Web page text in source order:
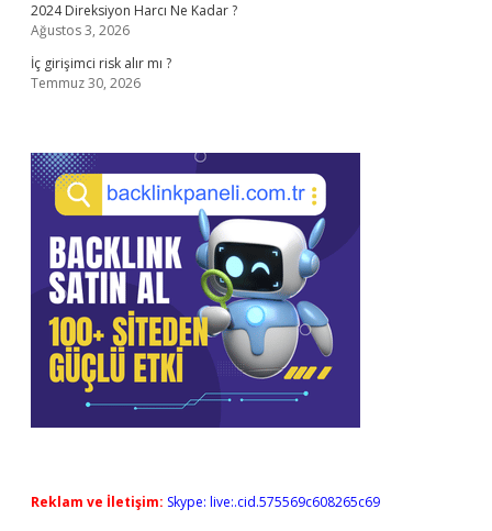
2024 Direksiyon Harcı Ne Kadar ?
Ağustos 3, 2026
İç girişimci risk alır mı ?
Temmuz 30, 2026
Reklam ve İletişim: Skype: live:.cid.575569c608265c69